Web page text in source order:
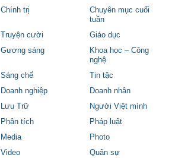
Chính trị
Chuyên mục cuối
tuần
Truyện cười
Giáo dục
Gương sáng
Khoa học – Công
nghệ
Sáng chế
Tin tặc
Doanh nghiệp
Doanh nhân
Lưu Trữ
Người Việt mình
Phân tích
Pháp luật
Media
Photo
Video
Quân sự